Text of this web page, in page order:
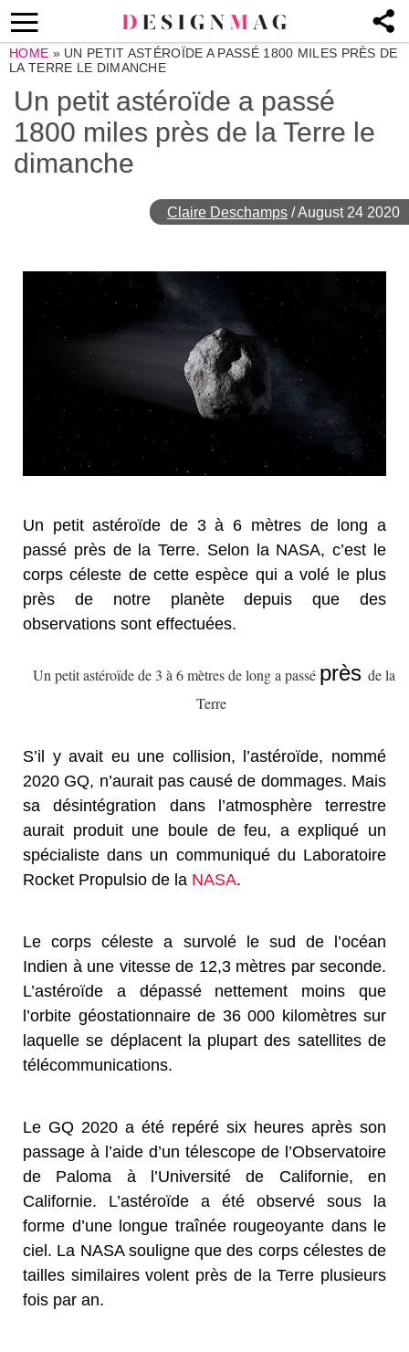
HOME » UN PETIT ASTÉROÏDE A PASSÉ 1800 MILES PRÈS DE
LA TERRE LE DIMANCHE
Un petit astéroïde a passé
1800 miles près de la Terre le
dimanche
Claire Deschamps /August 24 2020
Un petit astéroïde de 3 à 6 mètres de long a
passé près de la Terre. Selon la NASA, c’est le
corps céleste de cette espèce qui a volé le plus
près de notre planète depuis que des
observations sont effectuées.
Un petit astéroïde de 3 à 6 mètres de long a passé près de la
Terre
S’il y avait eu une collision, l’astéroïde, nommé
2020 GQ, n’aurait pas causé de dommages. Mais
sa désintégration dans l’atmosphère terrestre
aurait produit une boule de feu, a expliqué un
spécialiste dans un communiqué du Laboratoire
Rocket Propulsio de la NASA.
Le corps céleste a survolé le sud de l’océan
Indien à une vitesse de 12,3 mètres par seconde.
L’astéroïde a dépassé nettement moins que
l’orbite géostationnaire de 36 000 kilomètres sur
laquelle se déplacent la plupart des satellites de
télécommunications.
Le GQ 2020 a été repéré six heures après son
passage à l’aide d’un télescope de l’Observatoire
de Paloma à l’Université de Californie, en
Californie. L’astéroïde a été observé sous la
forme d’une longue traînée rougeoyante dans le
ciel. La NASA souligne que des corps célestes de
tailles similaires volent près de la Terre plusieurs
fois par an.